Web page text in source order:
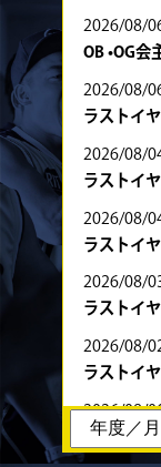
2026/08/
OB •OG会
2026/08/
ラストイ
2026/08/
ラストイ
2026/08/
ラストイ
2026/08/
ラストイ
2026/08/
ラストイ
2026/08/
ラストイ